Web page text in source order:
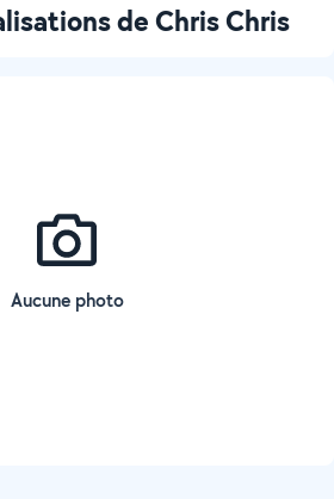
de Chris Chris
Aucune photo